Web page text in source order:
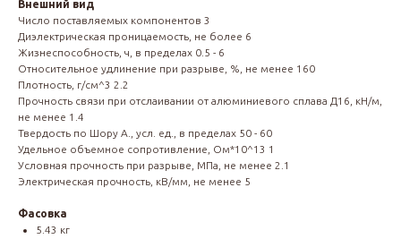
Внешний вид
Число поставляемых компонентов 3
Диэлектрическая проницаемость, не более 6
Жизнеспособность, ч, в пределах 0.5 - 6
Относительное удлинение при разрыве, %, не менее 160
Плотность, г/см^3 2.2
Прочность связи при отслаивании от алюминиевого сплава Д16, кН/м,
не менее 1.4
Твердость по Шору А., усл. ед., в пределах 50 - 60
Удельное объемное сопротивление, Ом*10^13 1
Условная прочность при разрыве, МПа, не менее 2.1
Электрическая прочность, кВ/мм, не менее 5
Фасовка
5.43 кг